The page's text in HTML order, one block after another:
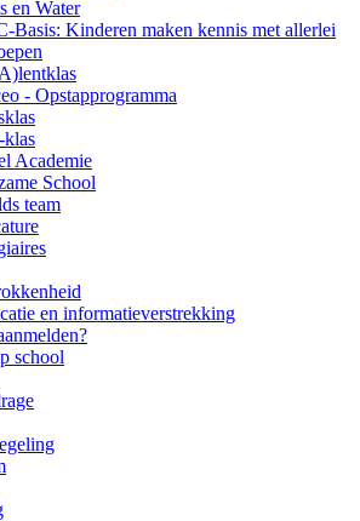
en Water
Basis: Kinderen maken kennis met allerlei
- Opstapprogramma
klas
Academie
School
team
en informatieverstrekking
school